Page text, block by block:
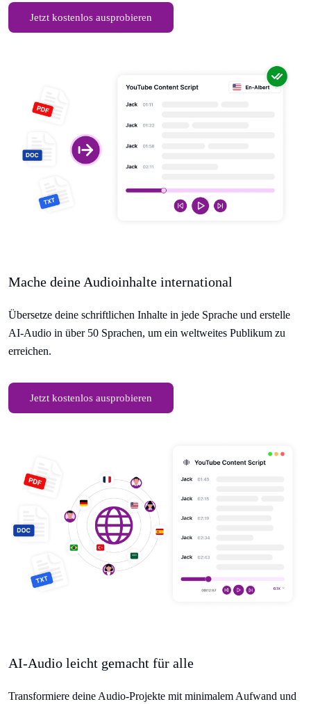
Jetzt kostenlos ausprobieren
Mache deine Audioinhalte international
Übersetze deine schriftlichen Inhalte in jede Sprache und erstelle
AI-Audio in über 50 Sprachen, um ein weltweites Publikum zu
erreichen.
Jetzt kostenlos ausprobieren
AI-Audio leicht gemacht für alle
Transformiere deine Audio-Projekte mit minimalem Aufwand und